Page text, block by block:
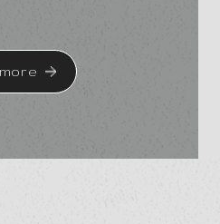
てくださり、安心して
た。
はぜひよろしくお願い